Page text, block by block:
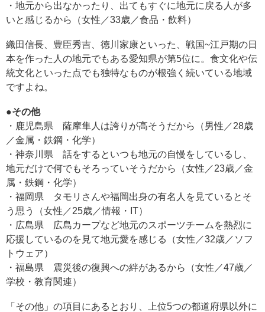
・地元から出なかったり、出てもすぐに地元に戻る人が多
いと感じるから（女性／33歳／食品・飲料）
織田信長、豊臣秀吉、徳川家康といった、戦国~江戸期の日
本を作った人の地元でもある愛知県が第5位に。食文化や伝
統文化といった点でも独特なものが根強く続いている地域
ですよね。
●その他
・鹿児島県 薩摩隼人は誇りが高そうだから（男性／28歳
／金属・鉄鋼・化学）
・神奈川県 話をするといつも地元の自慢をしているし、
地元だけで何でもそろっていそうだから（女性／23歳／金
属・鉄鋼・化学）
・福岡県 タモリさんや福岡出身の有名人を見ているとそ
う思う（女性／25歳／情報・IT）
・広島県 広島カープなど地元のスポーツチームを熱烈に
応援しているのを見て地元愛を感じる（女性／32歳／ソフ
トウェア）
・福島県 震災後の復興への絆があるから（女性／47歳／
学校・教育関連）
「その他」の項目にあるとおり、上位5つの都道府県以外に